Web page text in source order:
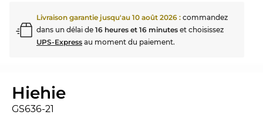
Livraison garantie jusqu'au 10 août 2026 : commandez
dans un délai de 16 heures et 16 minutes et choisissez
UPS-Express au moment du paiement.
Hiehie
GS636-21